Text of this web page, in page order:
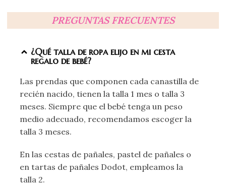
PREGUNTAS FRECUENTES
¿Qué talla de ropa elijo en mi cesta
regalo de bebé?
Las prendas que componen cada canastilla de
recién nacido, tienen la talla 1 mes o talla 3
meses. Siempre que el bebé tenga un peso
medio adecuado, recomendamos escoger la
talla 3 meses.
En las cestas de pañales, pastel de pañales o
en tartas de pañales Dodot, empleamos la
talla 2.